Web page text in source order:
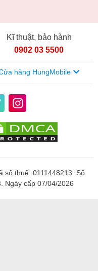
Kĩ thuật, bảo hành
0902 03 5500
hàng HungMobile
số thuế: 0111448213. Số
Ngày cấp 07/04/2026